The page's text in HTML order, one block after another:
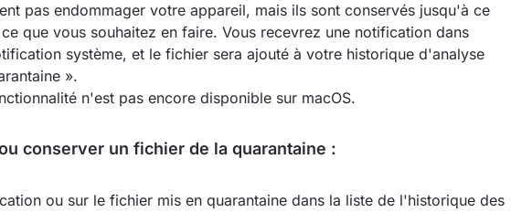
pas endommager votre appareil, mais ils sont conservés jusqu'à ce
que vous souhaitez en faire. Vous recevrez une notification dans
système, et le fichier sera ajouté à votre historique d'analyse
».
n'est pas encore disponible sur macOS.
conserver un fichier de la quarantaine :
ou sur le fichier mis en quarantaine dans la liste de l'historique des